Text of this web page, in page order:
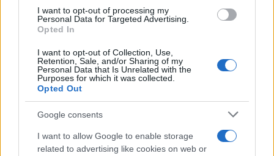
consent section.
I want to opt-out of processing my
Personal Data for Targeted Advertising.
Opted In
I want to opt-out of Collection, Use,
Retention, Sale, and/or Sharing of my
Personal Data that Is Unrelated with the
Purposes for which it was collected.
Opted Out
Google consents
I want to allow Google to enable storage
related to advertising like cookies on web or
Investieren24
News Hub UK
Lgbtq News
Investeren 24
NL Newz